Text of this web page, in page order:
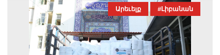
Արեւելք #Լիբանան